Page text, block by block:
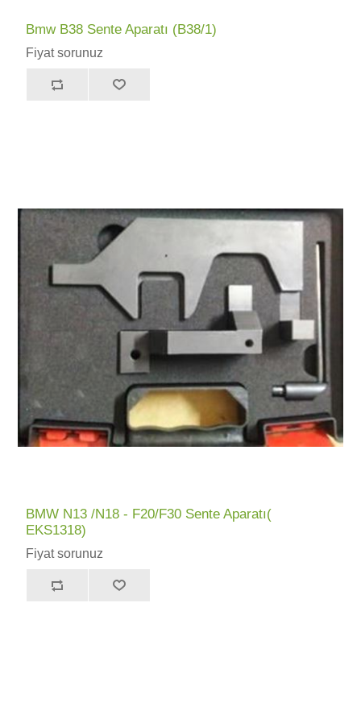
Bmw B38 Sente Aparatı (B38/1)
Fiyat sorunuz
BMW N13 /N18 - F20/F30 Sente Aparatı(
EKS1318)
Fiyat sorunuz